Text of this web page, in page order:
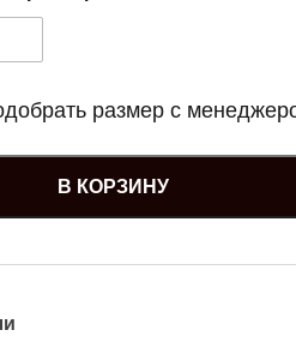
размер с
В КОРЗИНУ